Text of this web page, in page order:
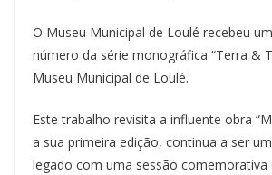
O Museu Municipal de Loulé recebeu
número da série monográfica “Terra &
Museu Municipal de Loulé.
Este trabalho revisita a influente obra
a sua primeira edição, continua a ser
legado com uma sessão